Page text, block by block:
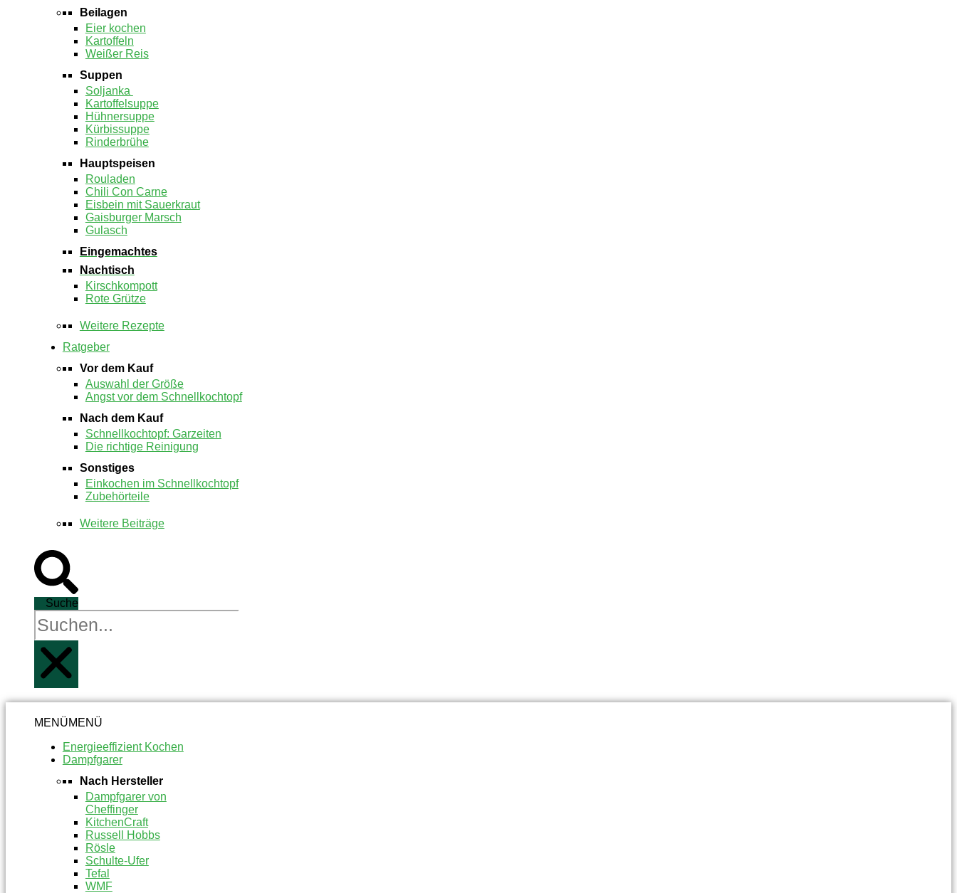
Beilagen
Eier kochen
Kartoffeln
Weißer Reis
Suppen
Soljanka
Kartoffelsuppe
Hühnersuppe
Kürbissuppe
Rinderbrühe
Hauptspeisen
Rouladen
Chili Con Carne
Eisbein mit Sauerkraut
Gaisburger Marsch
Gulasch
Eingemachtes
Nachtisch
Kirschkompott
Rote Grütze
Weitere Rezepte
Ratgeber
Vor dem Kauf
Auswahl der Größe
Angst vor dem Schnellkochtopf
Nach dem Kauf
Schnellkochtopf: Garzeiten
Die richtige Reinigung
Sonstiges
Einkochen im Schnellkochtopf
Zubehörteile
Weitere Beiträge
Suche
MENÜMENÜ
Energieeffizient Kochen
Dampfgarer
Nach Hersteller
Dampfgarer von
Cheffinger
KitchenCraft
Russell Hobbs
Rösle
Schulte-Ufer
Tefal
WMF